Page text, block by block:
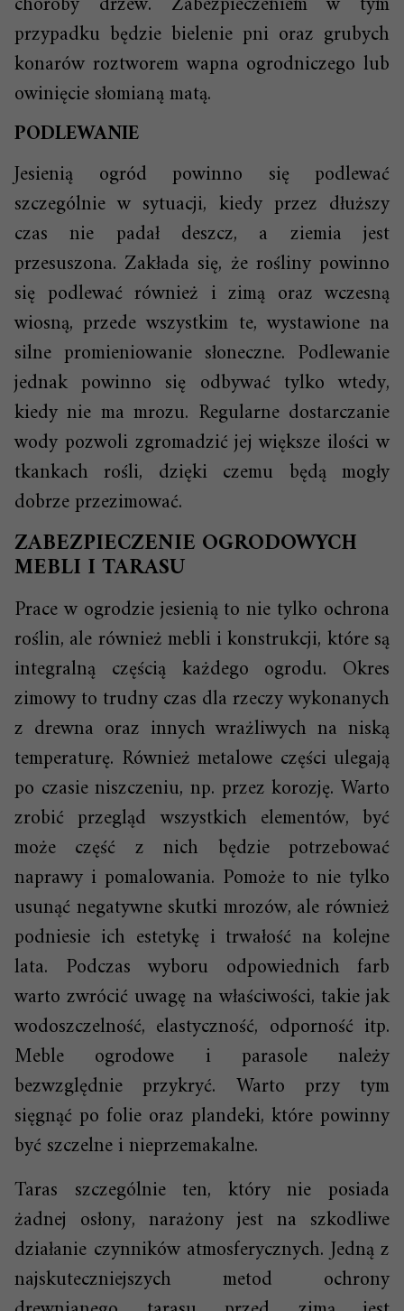
przypadku będzie bielenie pni oraz grubych
konarów roztworem wapna ogrodniczego lub
owinięcie słomianą matą.
PODLEWANIE
Jesienią ogród powinno się podlewać
szczególnie w sytuacji, kiedy przez dłuższy
czas nie padał deszcz, a ziemia jest
przesuszona. Zakłada się, że rośliny powinno
się podlewać również i zimą oraz wczesną
wiosną, przede wszystkim te, wystawione na
silne promieniowanie słoneczne. Podlewanie
jednak powinno się odbywać tylko wtedy,
kiedy nie ma mrozu. Regularne dostarczanie
wody pozwoli zgromadzić jej większe ilości w
tkankach rośli, dzięki czemu będą mogły
dobrze przezimować.
ZABEZPIECZENIE OGRODOWYCH
MEBLI I TARASU
Prace w ogrodzie jesienią to nie tylko ochrona
roślin, ale również mebli i konstrukcji, które są
integralną częścią każdego ogrodu. Okres
zimowy to trudny czas dla rzeczy wykonanych
z drewna oraz innych wrażliwych na niską
temperaturę. Również metalowe części ulegają
po czasie niszczeniu, np. przez korozję. Warto
zrobić przegląd wszystkich elementów, być
może część z nich będzie potrzebować
naprawy i pomalowania. Pomoże to nie tylko
usunąć negatywne skutki mrozów, ale również
podniesie ich estetykę i trwałość na kolejne
lata. Podczas wyboru odpowiednich farb
warto zwrócić uwagę na właściwości, takie jak
wodoszczelność, elastyczność, odporność itp.
Meble ogrodowe i parasole należy
bezwzględnie przykryć. Warto przy tym
sięgnąć po folie oraz plandeki, które powinny
być szczelne i nieprzemakalne.
Taras szczególnie ten, który nie posiada
żadnej osłony, narażony jest na szkodliwe
działanie czynników atmosferycznych. Jedną z
najskuteczniejszych metod ochrony